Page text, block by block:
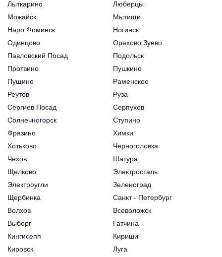
Лыткарино
Люберцы
Можайск
Мытищи
Наро Фоминск
Ногинск
Одинцово
Орехово Зуево
Павловский Посад
Подольск
Протвино
Пушкино
Пущино
Раменское
Реутов
Руза
Сергиев Посад
Серпухов
Солнечногорск
Ступино
Фрязино
Химки
Хотьково
Черноголовка
Чехов
Шатура
Щелково
Электросталь
Электроугли
Зеленоград
Щербинка
Санкт - Петербург
Волхов
Всеволожск
Выборг
Гатчина
Кингисепп
Кириши
Кировск
Луга